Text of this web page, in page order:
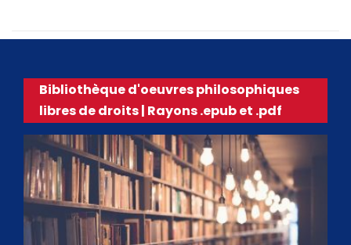
Bibliothèque d'oeuvres philosophiques
libres de droits | Rayons .epub et .pdf